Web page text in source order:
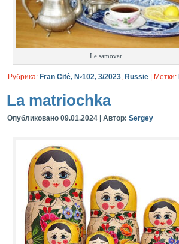
Le samovar
Рубрика: Fran Cité, №102, 3/2023, Russie Метки:
La matriochka
Опубликовано 09.01.2024 Автор: Sergey